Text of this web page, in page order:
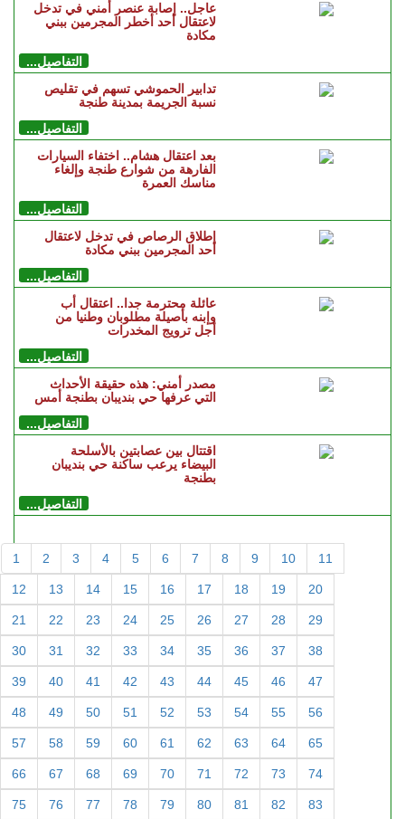
عاجل.. إصابة عنصر أمني في تدخل
لاعتقال أحد أخطر المجرمين ببني
مكادة
التفاصيل...
تدابير الحموشي تسهم في تقليص
نسبة الجريمة بمدينة طنجة
التفاصيل...
بعد اعتقال هشام.. اختفاء السيارات
الفارهة من شوارع طنجة وإلغاء
مناسك العمرة
التفاصيل...
إطلاق الرصاص في تدخل لاعتقال
أحد المجرمين ببني مكادة
التفاصيل...
عائلة محترمة جدا.. اعتقال أب
وإبنه بأصيلة مطلوبان وطنيا من
أجل ترويج المخدرات
التفاصيل...
مصدر أمني: هذه حقيقة الأحداث
التي عرفها حي بنديبان بطنجة أمس
التفاصيل...
اقتتال بين عصابتين بالأسلحة
البيضاء يرعب ساكنة حي بنديبان
بطنجة
التفاصيل...
1 2 3 4 5 6 7 8 9 10 11
12 13 14 15 16 17 18 19 20
21 22 23 24 25 26 27 28 29
30 31 32 33 34 35 36 37 38
39 40 41 42 43 44 45 46 47
48 49 50 51 52 53 54 55 56
57 58 59 60 61 62 63 64 65
66 67 68 69 70 71 72 73 74
75 76 77 78 79 80 81 82 83